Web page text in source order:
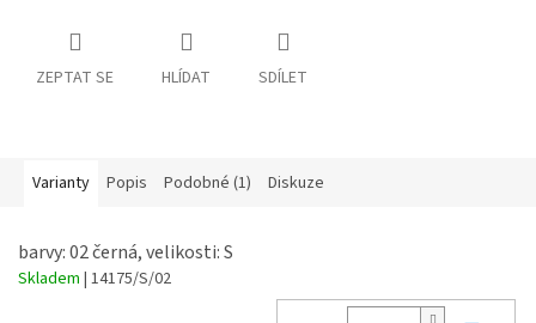
ZEPTAT SE HLÍDAT SDÍLET
Varianty Popis Podobné (1) Diskuze
barvy: 02 černá, velikosti: S
Skladem | 14175/S/02